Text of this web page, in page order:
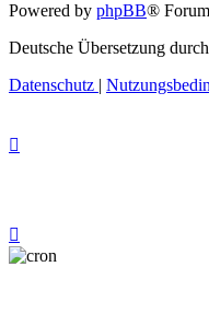
Powered by phpBB®
Deutsche Übersetzung durch
Datenschutz |